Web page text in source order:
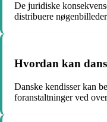
De juridiske
distribuere
Hvordan kan
Danske kendisser kan
foranstaltninger ved